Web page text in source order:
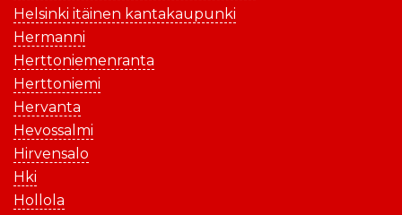
Helsinki itäinen kantakaupunki
Hermanni
Herttoniemenranta
Herttoniemi
Hervanta
Hevossalmi
Hirvensalo
Hki
Hollola